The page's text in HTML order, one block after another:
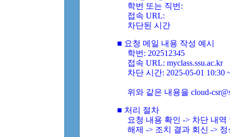
학번 또는 직번:
접속 URL:
차단된 시간
■ 요청 메일 내용 작성 예시
학번: 202512345
접속 URL: myclass.ssu.ac.kr
차단 시간: 2025-05-01 10:30
위와 같은 내용을 cloud-
■ 처리 절차
요청 내용 확인 -> 차단 내
해제 -> 조치 결과 회신 ->